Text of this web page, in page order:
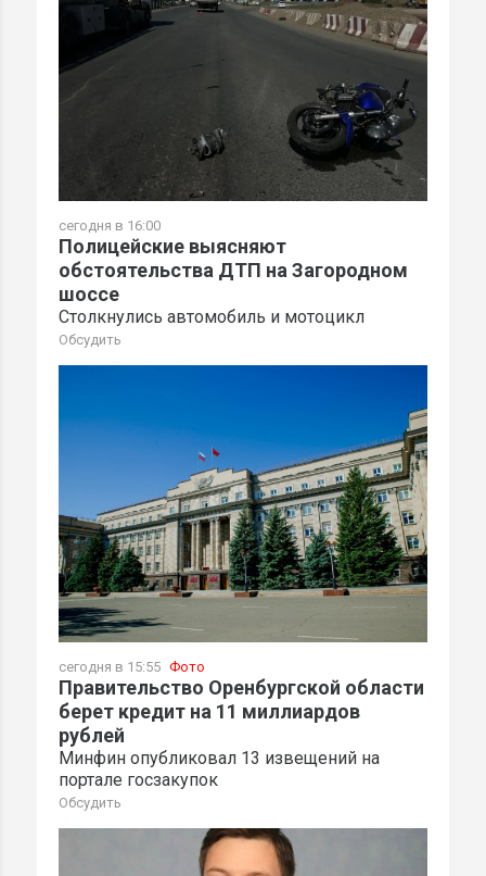
сегодня в 16:00
Полицейские выясняют
обстоятельства ДТП на Загородном
шоссе
Столкнулись автомобиль и мотоцикл
Обсудить
сегодня в 15:55 Фото
Правительство Оренбургской области
берет кредит на 11 миллиардов
рублей
Минфин опубликовал 13 извещений на
портале госзакупок
Обсудить